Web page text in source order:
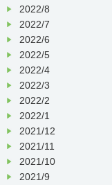
2022/8
2022/7
2022/6
2022/5
2022/4
2022/3
2022/2
2022/1
2021/12
2021/11
2021/10
2021/9